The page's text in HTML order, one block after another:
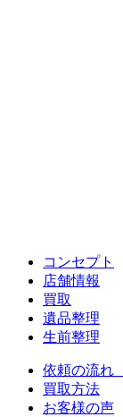
コンセプト
店舗情報
買取
遺品整理
生前整理
依頼の流れ
買取方法
お客様の声